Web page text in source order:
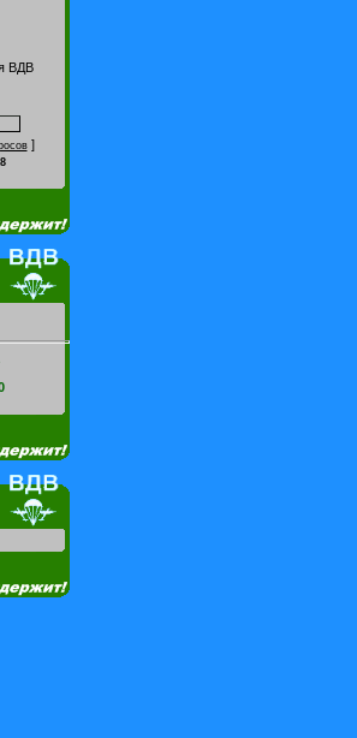
ВДВ
]